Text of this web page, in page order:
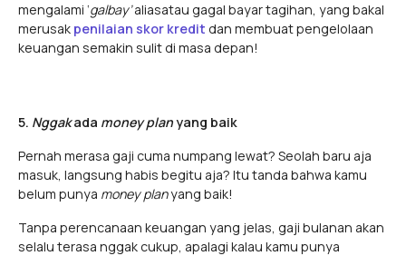
mengalami ‘galbay’aliasatau gagal bayar tagihan, yang bakal
merusak penilaian skor kredit dan membuat pengelolaan
keuangan semakin sulit di masa depan!
5. Nggakada money planyang baik
Pernah merasa gaji cuma numpang lewat? Seolah baru aja
masuk, langsung habis begitu aja? Itu tanda bahwa kamu
belum punya money planyang baik!
Tanpa perencanaan keuangan yang jelas, gaji bulanan akan
selalu terasa nggak cukup, apalagi kalau kamu punya